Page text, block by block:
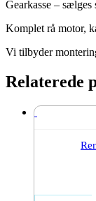
Gearkasse – sælges
Komplet rå motor,
Vi tilbyder
Relaterede